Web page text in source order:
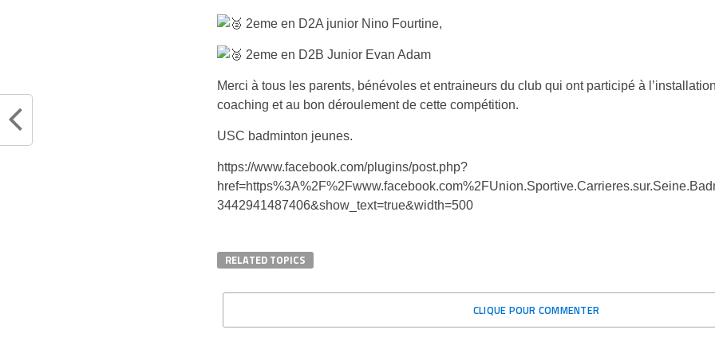
2eme en D2A junior Nino Fourtine,
2eme en D2B Junior Evan Adam
Merci à tous les parents, bénévoles et entraineurs du club qui ont participé à
coaching et au bon déroulement de cette compétition.
USC badminton jeunes.
https://www.facebook.com/plugins/post.php?
3442941487406&show_text=true&width=500
RELATED TOPICS
CLIQUE POUR COMMENTER